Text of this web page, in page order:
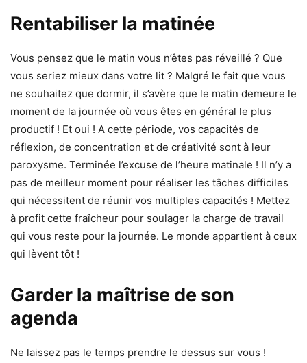
Rentabiliser la matinée
Vous pensez que le matin vous n’êtes pas réveillé ? Que
vous seriez mieux dans votre lit ? Malgré le fait que vous
ne souhaitez que dormir, il s’avère que le matin demeure le
moment de la journée où vous êtes en général le plus
productif ! Et oui ! A cette période, vos capacités de
réflexion, de concentration et de créativité sont à leur
paroxysme. Terminée l’excuse de l’heure matinale ! Il n’y a
pas de meilleur moment pour réaliser les tâches difficiles
qui nécessitent de réunir vos multiples capacités ! Mettez
à profit cette fraîcheur pour soulager la charge de travail
qui vous reste pour la journée. Le monde appartient à ceux
qui lèvent tôt !
Garder la maîtrise de son
agenda
Ne laissez pas le temps prendre le dessus sur vous !